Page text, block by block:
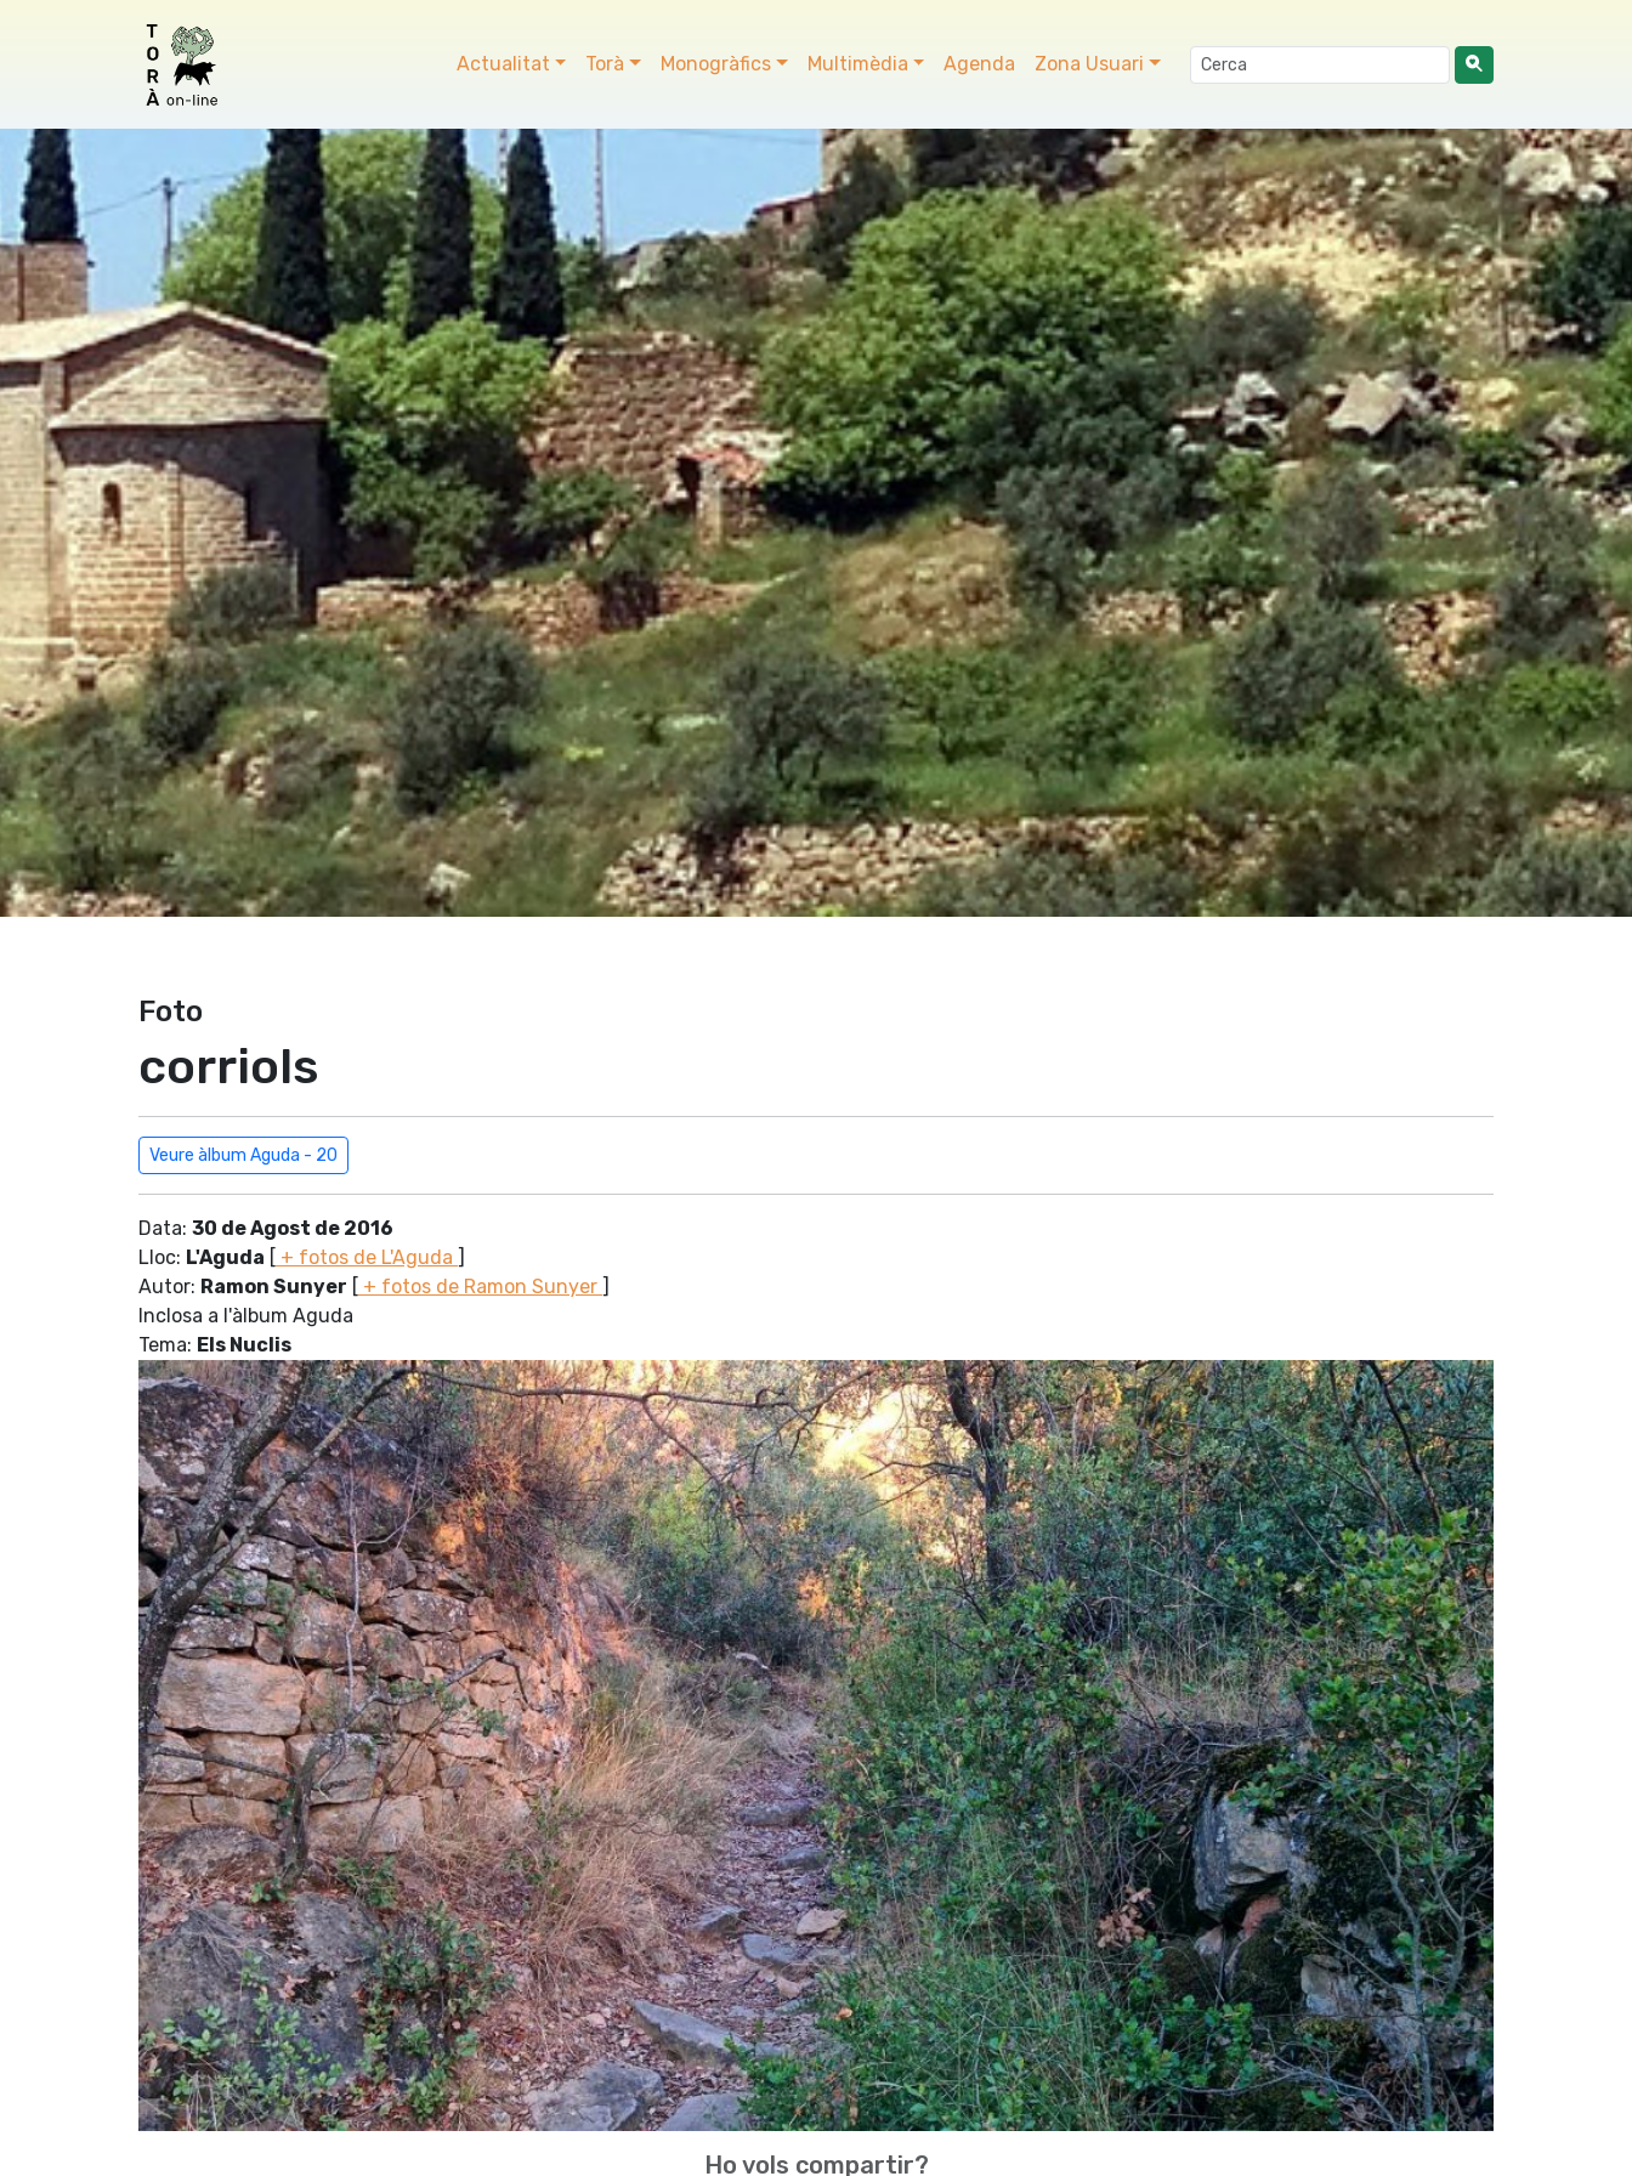
Actualitat Torà Monogràfics Multimèdia Agenda Zona Usuari
Foto
corriols
Veure àlbum Aguda - 20
Data: 30 de Agost de 2016
Lloc: L'Aguda [ + fotos de L'Aguda ]
Autor: Ramon Sunyer [ + fotos de Ramon Sunyer ]
Inclosa a l'àlbum Aguda
Tema: Els Nuclis
Ho vols compartir?